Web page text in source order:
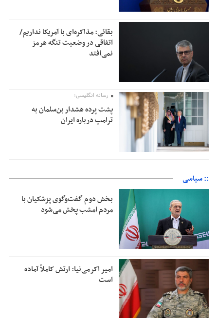
بقائی: مذاکره‌ای با آمریکا نداریم/
اتفاقی در وضعیت تنگه هرمز
نمی‌افتد
رسانه انگلیسی؛
پشت پرده هشدار بن‌سلمان به
ترامپ درباره ایران
:: سیاسی
بخش دوم گفت‌وگوی پزشکیان با
مردم امشب پخش می‌شود
امیر اکرمی‌نیا: ارتش کاملاً آماده
است